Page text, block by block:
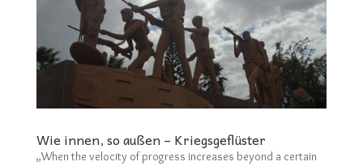
Wie innen, so außen – Kriegsgeflüster
„When the velocity of progress increases beyond a certain